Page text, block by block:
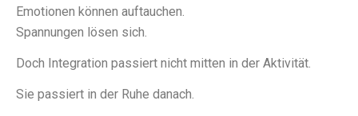
Emotionen können auftauchen.
Spannungen lösen sich.
Doch Integration passiert nicht mitten in der Aktivität.
Sie passiert in der Ruhe danach.